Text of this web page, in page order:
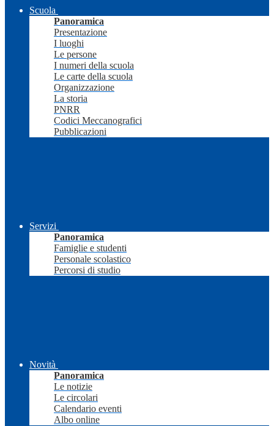
Scuola
Panoramica
Presentazione
I luoghi
Le persone
I numeri della scuola
Le carte della scuola
Organizzazione
La storia
PNRR
Codici Meccanografici
Pubblicazioni
Servizi
Panoramica
Famiglie e studenti
Personale scolastico
Percorsi di studio
Novità
Panoramica
Le notizie
Le circolari
Calendario eventi
Albo online